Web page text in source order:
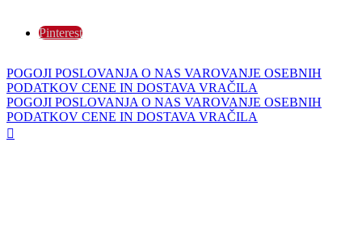
Pinterest
POGOJI POSLOVANJA O NAS VAROVANJE OSEBNIH
PODATKOV CENE IN DOSTAVA VRAČILA
POGOJI POSLOVANJA O NAS VAROVANJE OSEBNIH
PODATKOV CENE IN DOSTAVA VRAČILA
